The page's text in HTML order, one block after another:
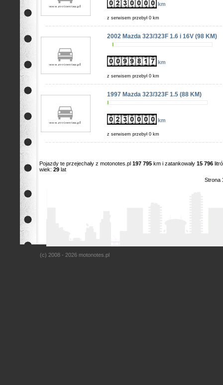
km
z serwisem przebył 0 km
2002 Mazda 323/323F 1.6 i 16V (98 KM)
km
z serwisem przebył 0 km
1997 Mazda 323/323F 1.5 (88 KM)
km
z serwisem przebył 0 km
Pojazdy te przejechały z motonotes.pl 197 795 km i zatankowały 15 796
wiek: 29 lat
Strona
(c) 2008 - 2026 motonotes.pl